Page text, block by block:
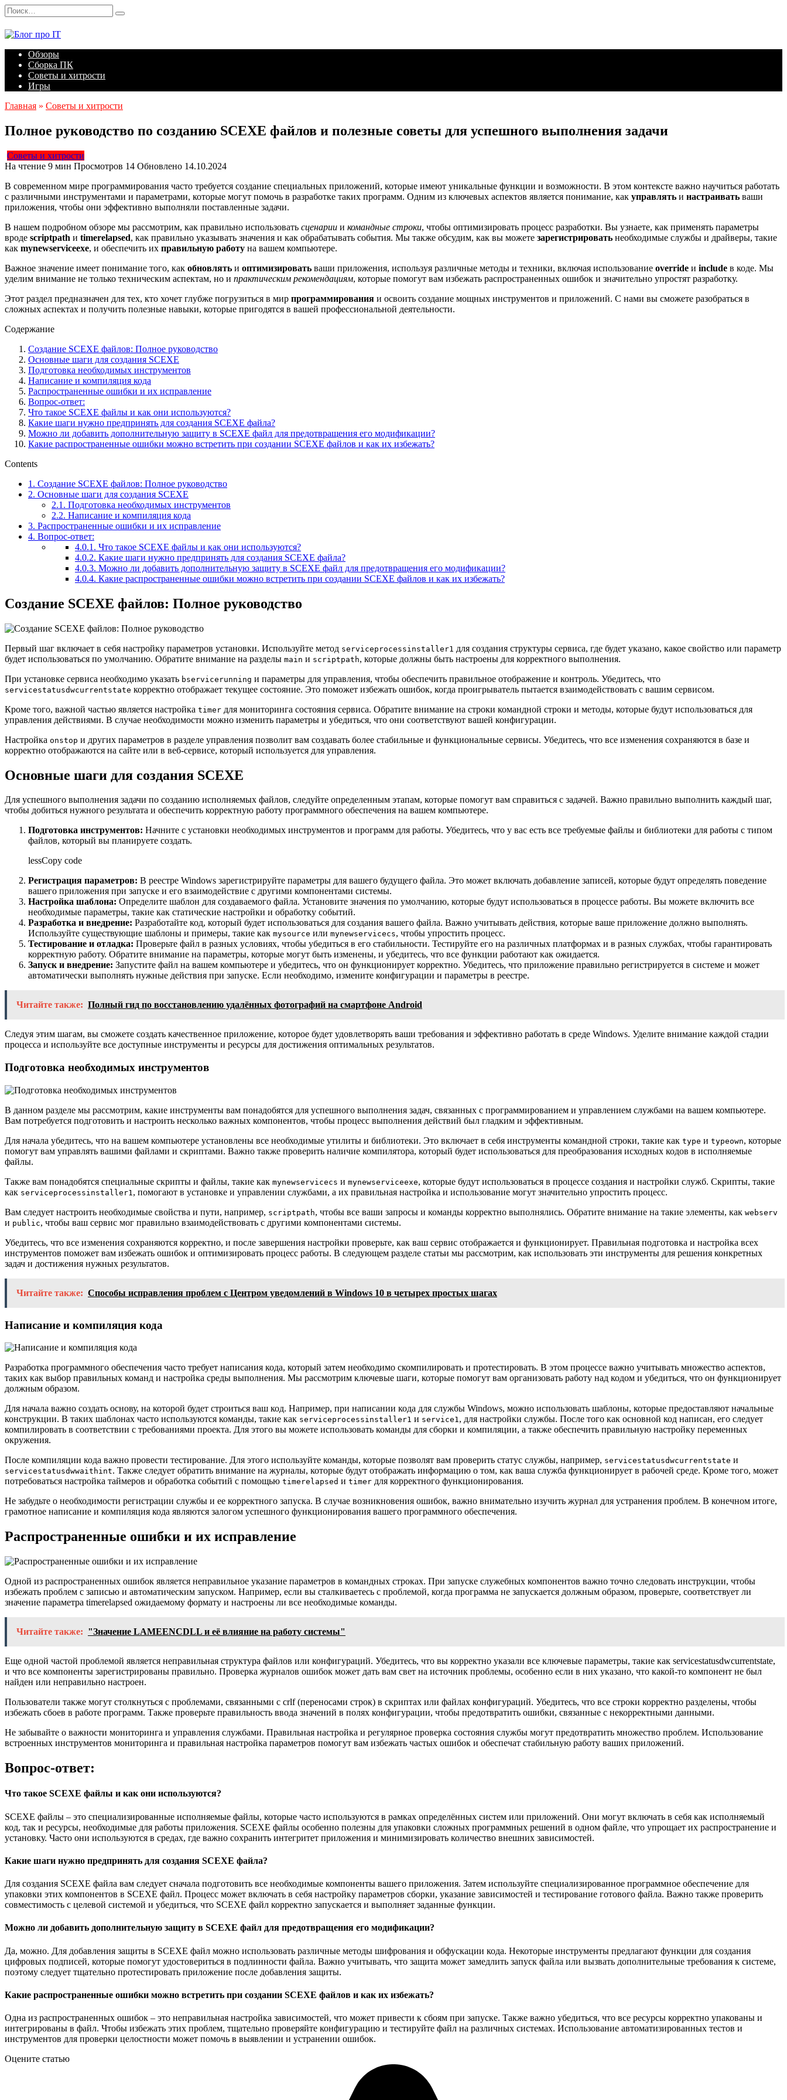
Перейти
к
содержанию
Search
for:
Обзоры
Сборка ПК
Советы и хитрости
Игры
Главная » Советы и хитрости
Полное руководство по созданию SCEXE файлов и полезные советы для успешного выполнения задачи
Советы и хитрости
На чтение 9 мин Просмотров 14 Обновлено 14.10.2024
В современном мире программирования часто требуется создание специальных приложений, которые имеют уникальные функции и возможности. В этом контексте важно научиться работать
с различными инструментами и параметрами, которые могут помочь в разработке таких программ. Одним из ключевых аспектов является понимание, как управлять и настраивать ваши
приложения, чтобы они эффективно выполняли поставленные задачи.
В нашем подробном обзоре мы рассмотрим, как правильно использовать сценарии и командные строки, чтобы оптимизировать процесс разработки. Вы узнаете, как применять параметры
вроде scriptpath и timerelapsed, как правильно указывать значения и как обрабатывать события. Мы также обсудим, как вы можете зарегистрировать необходимые службы и драйверы, такие
как mynewserviceexe, и обеспечить их правильную работу на вашем компьютере.
Важное значение имеет понимание того, как обновлять и оптимизировать ваши приложения, используя различные методы и техники, включая использование override и include в коде. Мы
уделим внимание не только техническим аспектам, но и практическим рекомендациям, которые помогут вам избежать распространенных ошибок и значительно упростят разработку.
Этот раздел предназначен для тех, кто хочет глубже погрузиться в мир программирования и освоить создание мощных инструментов и приложений. С нами вы сможете разобраться в
сложных аспектах и получить полезные навыки, которые пригодятся в вашей профессиональной деятельности.
Содержание
Создание SCEXE файлов: Полное руководство
Основные шаги для создания SCEXE
Подготовка необходимых инструментов
Написание и компиляция кода
Распространенные ошибки и их исправление
Вопрос-ответ:
Что такое SCEXE файлы и как они используются?
Какие шаги нужно предпринять для создания SCEXE файла?
Можно ли добавить дополнительную защиту в SCEXE файл для предотвращения его модификации?
Какие распространенные ошибки можно встретить при создании SCEXE файлов и как их избежать?
Contents
1. Создание SCEXE файлов: Полное руководство
2. Основные шаги для создания SCEXE
2.1. Подготовка необходимых инструментов
2.2. Написание и компиляция кода
3. Распространенные ошибки и их исправление
4. Вопрос-ответ:
4.0.1. Что такое SCEXE файлы и как они используются?
4.0.2. Какие шаги нужно предпринять для создания SCEXE файла?
4.0.3. Можно ли добавить дополнительную защиту в SCEXE файл для предотвращения его модификации?
4.0.4. Какие распространенные ошибки можно встретить при создании SCEXE файлов и как их избежать?
Создание SCEXE файлов: Полное руководство
Первый шаг включает в себя настройку параметров установки. Используйте метод serviceprocessinstaller1 для создания структуры сервиса, где будет указано, какое свойство или параметр
будет использоваться по умолчанию. Обратите внимание на разделы main и scriptpath, которые должны быть настроены для корректного выполнения.
При установке сервиса необходимо указать bservicerunning и параметры для управления, чтобы обеспечить правильное отображение и контроль. Убедитесь, что
servicestatusdwcurrentstate корректно отображает текущее состояние. Это поможет избежать ошибок, когда проигрыватель пытается взаимодействовать с вашим сервисом.
Кроме того, важной частью является настройка timer для мониторинга состояния сервиса. Обратите внимание на строки командной строки и методы, которые будут использоваться для
управления действиями. В случае необходимости можно изменить параметры и убедиться, что они соответствуют вашей конфигурации.
Настройка onstop и других параметров в разделе управления позволит вам создавать более стабильные и функциональные сервисы. Убедитесь, что все изменения сохраняются в базе и
корректно отображаются на сайте или в веб-сервисе, который используется для управления.
Основные шаги для создания SCEXE
Для успешного выполнения задачи по созданию исполняемых файлов, следуйте определенным этапам, которые помогут вам справиться с задачей. Важно правильно выполнить каждый шаг,
чтобы добиться нужного результата и обеспечить корректную работу программного обеспечения на вашем компьютере.
Подготовка инструментов: Начните с установки необходимых инструментов и программ для работы. Убедитесь, что у вас есть все требуемые файлы и библиотеки для работы с типом
файлов, который вы планируете создать.
lessCopy code
Регистрация параметров: В реестре Windows зарегистрируйте параметры для вашего будущего файла. Это может включать добавление записей, которые будут определять поведение
вашего приложения при запуске и его взаимодействие с другими компонентами системы.
Настройка шаблона: Определите шаблон для создаваемого файла. Установите значения по умолчанию, которые будут использоваться в процессе работы. Вы можете включить все
необходимые параметры, такие как статические настройки и обработку событий.
Разработка и внедрение: Разработайте код, который будет использоваться для создания вашего файла. Важно учитывать действия, которые ваше приложение должно выполнять.
Используйте существующие шаблоны и примеры, такие как mysource или mynewservicecs, чтобы упростить процесс.
Тестирование и отладка: Проверьте файл в разных условиях, чтобы убедиться в его стабильности. Тестируйте его на различных платформах и в разных службах, чтобы гарантировать
корректную работу. Обратите внимание на параметры, которые могут быть изменены, и убедитесь, что все функции работают как ожидается.
Запуск и внедрение: Запустите файл на вашем компьютере и убедитесь, что он функционирует корректно. Убедитесь, что приложение правильно регистрируется в системе и может
автоматически выполнять нужные действия при запуске. Если необходимо, измените конфигурации и параметры в реестре.
Читайте также: Полный гид по восстановлению удалённых фотографий на смартфоне Android
Следуя этим шагам, вы сможете создать качественное приложение, которое будет удовлетворять ваши требования и эффективно работать в среде Windows. Уделите внимание каждой стадии
процесса и используйте все доступные инструменты и ресурсы для достижения оптимальных результатов.
Подготовка необходимых инструментов
В данном разделе мы рассмотрим, какие инструменты вам понадобятся для успешного выполнения задач, связанных с программированием и управлением службами на вашем компьютере.
Вам потребуется подготовить и настроить несколько важных компонентов, чтобы процесс выполнения действий был гладким и эффективным.
Для начала убедитесь, что на вашем компьютере установлены все необходимые утилиты и библиотеки. Это включает в себя инструменты командной строки, такие как type и typeown, которые
помогут вам управлять вашими файлами и скриптами. Важно также проверить наличие компилятора, который будет использоваться для преобразования исходных кодов в исполняемые
файлы.
Также вам понадобятся специальные скрипты и файлы, такие как mynewservicecs и mynewserviceexe, которые будут использоваться в процессе создания и настройки служб. Скрипты, такие
как serviceprocessinstaller1 , помогают в установке и управлении службами, а их правильная настройка и использование могут значительно упростить процесс.
Вам следует настроить необходимые свойства и пути, например, scriptpath, чтобы все ваши запросы и команды корректно выполнялись. Обратите внимание на такие элементы, как webserv
и public, чтобы ваш сервис мог правильно взаимодействовать с другими компонентами системы.
Убедитесь, что все изменения сохраняются корректно, и после завершения настройки проверьте, как ваш сервис отображается и функционирует. Правильная подготовка и настройка всех
инструментов поможет вам избежать ошибок и оптимизировать процесс работы. В следующем разделе статьи мы рассмотрим, как использовать эти инструменты для решения конкретных
задач и достижения нужных результатов.
Читайте также: Способы исправления проблем с Центром уведомлений в Windows 10 в четырех простых шагах
Написание и компиляция кода
Разработка программного обеспечения часто требует написания кода, который затем необходимо скомпилировать и протестировать. В этом процессе важно учитывать множество аспектов,
таких как выбор правильных команд и настройка среды выполнения. Мы рассмотрим ключевые шаги, которые помогут вам организовать работу над кодом и убедиться, что он функционирует
должным образом.
Для начала важно создать основу, на которой будет строиться ваш код. Например, при написании кода для службы Windows, можно использовать шаблоны, которые предоставляют начальные
конструкции. В таких шаблонах часто используются команды, такие как serviceprocessinstaller1 и service1, для настройки службы. После того как основной код написан, его следует
компилировать в соответствии с требованиями проекта. Для этого вы можете использовать команды для сборки и компиляции, а также обеспечить правильную настройку переменных
окружения.
После компиляции кода важно провести тестирование. Для этого используйте команды, которые позволят вам проверить статус службы, например, servicestatusdwcurrentstate и
servicestatusdwwaithint. Также следует обратить внимание на журналы, которые будут отображать информацию о том, как ваша служба функционирует в рабочей среде. Кроме того, может
потребоваться настройка таймеров и обработка событий с помощью timerelapsed и timer для корректного функционирования.
Не забудьте о необходимости регистрации службы и ее корректного запуска. В случае возникновения ошибок, важно внимательно изучить журнал для устранения проблем. В конечном итоге,
грамотное написание и компиляция кода являются залогом успешного функционирования вашего программного обеспечения.
Распространенные ошибки и их исправление
Одной из распространенных ошибок является неправильное указание параметров в командных строках. При запуске служебных компонентов важно точно следовать инструкции, чтобы
избежать проблем с записью и автоматическим запуском. Например, если вы сталкиваетесь с проблемой, когда программа не запускается должным образом, проверьте, соответствует ли
значение параметра timerelapsed ожидаемому формату и настроены ли все необходимые команды.
Читайте также: "Значение LAMEENCDLL и её влияние на работу системы"
Еще одной частой проблемой является неправильная структура файлов или конфигураций. Убедитесь, что вы корректно указали все ключевые параметры, такие как servicestatusdwcurrentstate,
и что все компоненты зарегистрированы правильно. Проверка журналов ошибок может дать вам свет на источник проблемы, особенно если в них указано, что какой-то компонент не был
найден или неправильно настроен.
Пользователи также могут столкнуться с проблемами, связанными с crlf (переносами строк) в скриптах или файлах конфигураций. Убедитесь, что все строки корректно разделены, чтобы
избежать сбоев в работе программ. Также проверьте правильность ввода значений в полях конфигурации, чтобы предотвратить ошибки, связанные с некорректными данными.
Не забывайте о важности мониторинга и управления службами. Правильная настройка и регулярное проверка состояния службы могут предотвратить множество проблем. Использование
встроенных инструментов мониторинга и правильная настройка параметров помогут вам избежать частых ошибок и обеспечат стабильную работу ваших приложений.
Вопрос-ответ:
Что такое SCEXE файлы и как они используются?
SCEXE файлы – это специализированные исполняемые файлы, которые часто используются в рамках определённых систем или приложений. Они могут включать в себя как исполняемый
код, так и ресурсы, необходимые для работы приложения. SCEXE файлы особенно полезны для упаковки сложных программных решений в одном файле, что упрощает их распространение и
установку. Часто они используются в средах, где важно сохранить интегритет приложения и минимизировать количество внешних зависимостей.
Какие шаги нужно предпринять для создания SCEXE файла?
Для создания SCEXE файла вам следует сначала подготовить все необходимые компоненты вашего приложения. Затем используйте специализированное программное обеспечение для
упаковки этих компонентов в SCEXE файл. Процесс может включать в себя настройку параметров сборки, указание зависимостей и тестирование готового файла. Важно также проверить
совместимость с целевой системой и убедиться, что SCEXE файл корректно запускается и выполняет заданные функции.
Можно ли добавить дополнительную защиту в SCEXE файл для предотвращения его модификации?
Да, можно. Для добавления защиты в SCEXE файл можно использовать различные методы шифрования и обфускации кода. Некоторые инструменты предлагают функции для создания
цифровых подписей, которые помогут удостовериться в подлинности файла. Важно учитывать, что защита может замедлить запуск файла или вызвать дополнительные требования к системе,
поэтому следует тщательно протестировать приложение после добавления защиты.
Какие распространенные ошибки можно встретить при создании SCEXE файлов и как их избежать?
Одна из распространенных ошибок – это неправильная настройка зависимостей, что может привести к сбоям при запуске. Также важно убедиться, что все ресурсы корректно упакованы и
интегрированы в файл. Чтобы избежать этих проблем, тщательно проверяйте конфигурацию и тестируйте файл на различных системах. Использование автоматизированных тестов и
инструментов для проверки целостности может помочь в выявлении и устранении ошибок.
Оцените статью